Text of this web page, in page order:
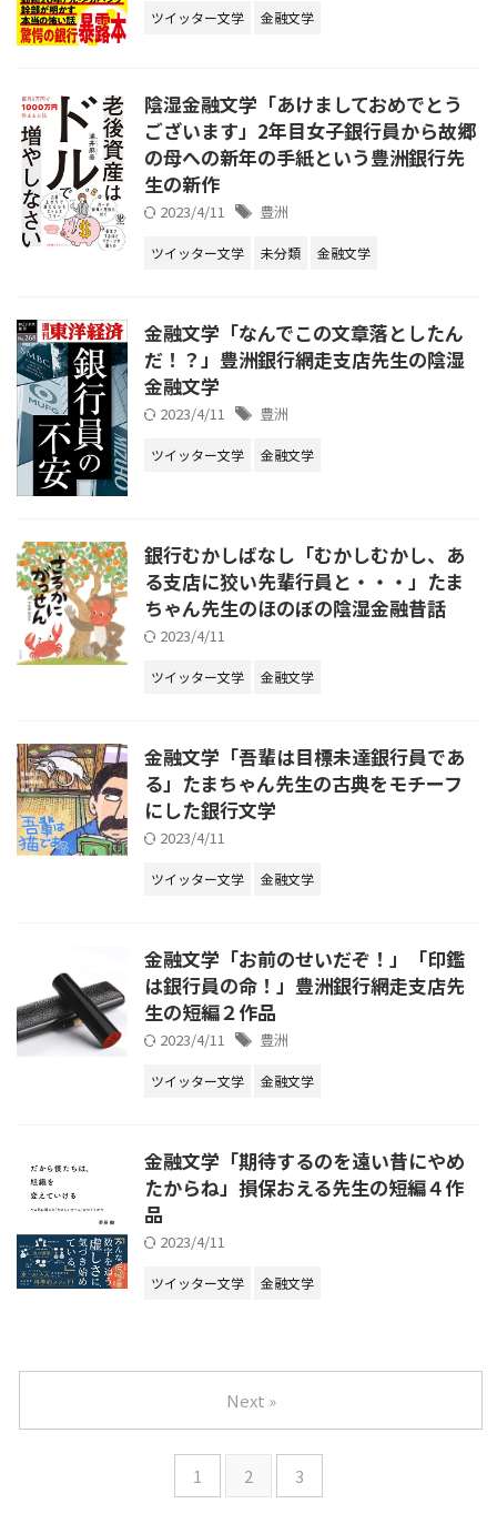
ツイッター文学 金融文学
陰湿金融文学「あけましておめでとう
ございます」2年目女子銀行員から故郷
の母への新年の手紙という豊洲銀行先
生の新作
2023/4/11 豊洲
ツイッター文学 未分類 金融文学
金融文学「なんでこの文章落としたん
だ！？」豊洲銀行網走支店先生の陰湿
金融文学
2023/4/11 豊洲
ツイッター文学 金融文学
銀行むかしばなし「むかしむかし、あ
る支店に狡い先輩行員と・・・」たま
ちゃん先生のほのぼの陰湿金融昔話
2023/4/11
ツイッター文学 金融文学
金融文学「吾輩は目標未達銀行員であ
る」たまちゃん先生の古典をモチーフ
にした銀行文学
2023/4/11
ツイッター文学 金融文学
金融文学「お前のせいだぞ！」「印鑑
は銀行員の命！」豊洲銀行網走支店先
生の短編２作品
2023/4/11 豊洲
ツイッター文学 金融文学
金融文学「期待するのを遠い昔にやめ
たからね」損保おえる先生の短編４作
品
2023/4/11
ツイッター文学 金融文学
1 2 3
Next »